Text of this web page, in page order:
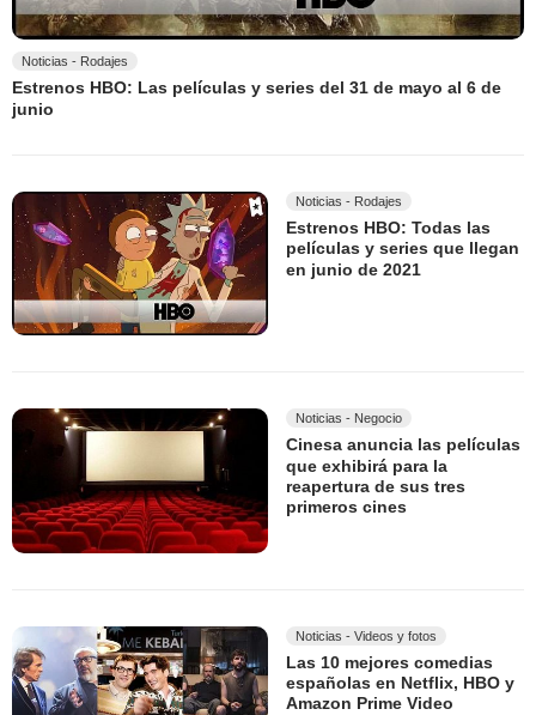
Noticias - Rodajes
Estrenos HBO: Las películas y series del 31 de mayo al 6 de
junio
Noticias - Rodajes
Estrenos HBO: Todas las
películas y series que llegan
en junio de 2021
Noticias - Negocio
Cinesa anuncia las películas
que exhibirá para la
reapertura de sus tres
primeros cines
Noticias - Videos y fotos
Las 10 mejores comedias
españolas en Netflix, HBO y
Amazon Prime Video